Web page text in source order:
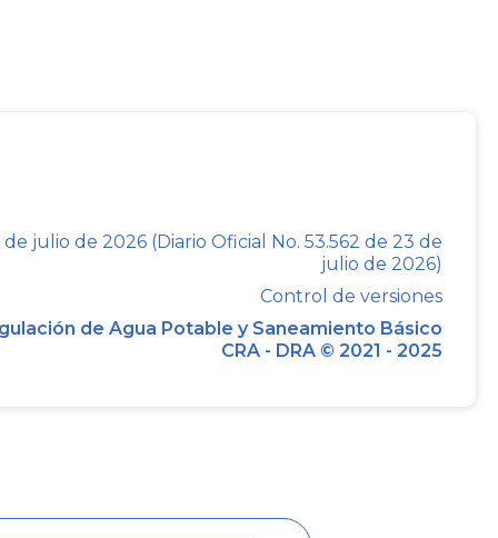
harineras y trilladoras de arroz, café,
con capacidad de producción
Y CAMARAS DE CAUCHO
julio de 2026 (Diario Oficial No. 53.562 de 23 de
julio de 2026)
Control de versiones
de Agua Potable y Saneamiento Básico
CRA - DRA © 2021 - 2025